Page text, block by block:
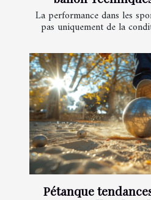
La performance dans les
pas uniquement de la
Pétanque